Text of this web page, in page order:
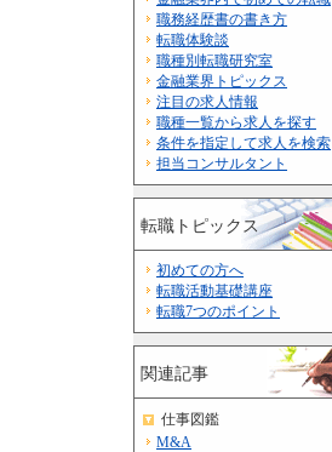
職務経歴書の書き方
転職体験談
職種別転職研究室
金融業界トピックス
注目の求人情報
職種一覧から求人を探す
条件を指定して求人を検索
担当コンサルタント
転職トピックス
初めての方へ
転職活動基礎講座
転職7つのポイント
関連記事
仕事図鑑
M&A